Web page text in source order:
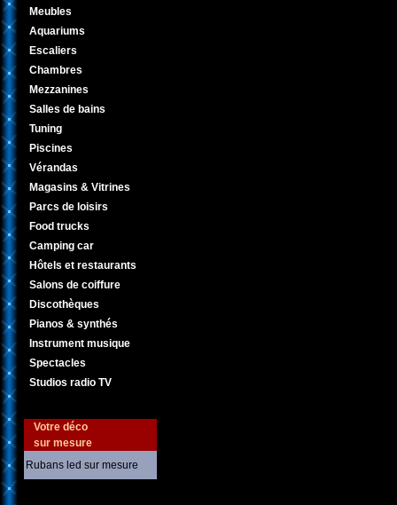
Meubles
Aquariums
Escaliers
Chambres
Mezzanines
Salles de bains
Tuning
Piscines
Vérandas
Magasins & Vitrines
Parcs de loisirs
Food trucks
Camping car
Hôtels et restaurants
Salons de coiffure
Discothèques
Pianos & synthés
Instrument musique
Spectacles
Studios radio TV
Votre déco
sur mesure
Rubans led sur mesure